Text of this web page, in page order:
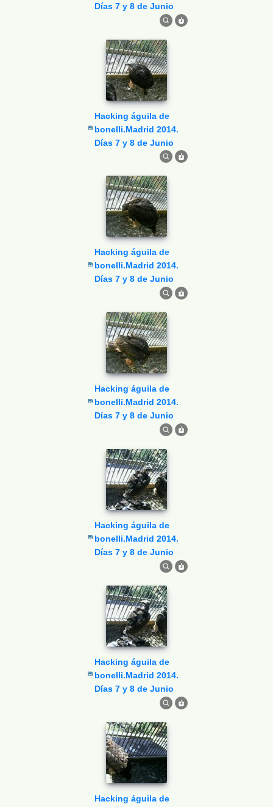
Días 7 y 8 de Junio
Hacking águila de
bonelli.Madrid 2014.
Días 7 y 8 de Junio
Hacking águila de
bonelli.Madrid 2014.
Días 7 y 8 de Junio
Hacking águila de
bonelli.Madrid 2014.
Días 7 y 8 de Junio
Hacking águila de
bonelli.Madrid 2014.
Días 7 y 8 de Junio
Hacking águila de
bonelli.Madrid 2014.
Días 7 y 8 de Junio
Hacking águila de